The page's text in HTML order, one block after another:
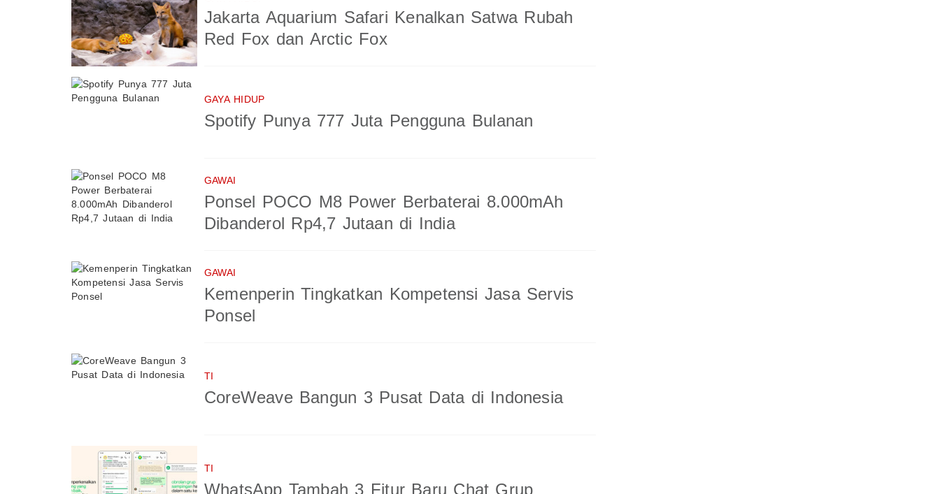
Jakarta Aquarium Safari Kenalkan Satwa Rubah
Red Fox dan Arctic Fox
GAYA HIDUP
Spotify Punya 777 Juta Pengguna Bulanan
GAWAI
Ponsel POCO M8 Power Berbaterai 8.000mAh
Dibanderol Rp4,7 Jutaan di India
GAWAI
Kemenperin Tingkatkan Kompetensi Jasa Servis
Ponsel
TI
CoreWeave Bangun 3 Pusat Data di Indonesia
TI
WhatsApp Tambah 3 Fitur Baru Chat Grup